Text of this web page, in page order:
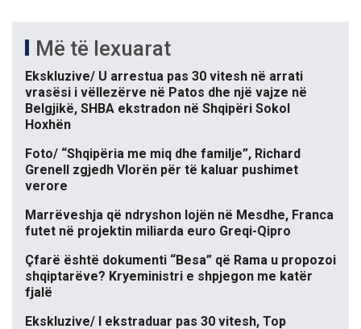
Më të lexuarat
Ekskluzive/ U arrestua pas 30 vitesh në arrati
vrasësi i vëllezërve në Patos dhe një vajze në
Belgjikë, SHBA ekstradon në Shqipëri Sokol
Hoxhën
Foto/ “Shqipëria me miq dhe familje”, Richard
Grenell zgjedh Vlorën për të kaluar pushimet
verore
Marrëveshja që ndryshon lojën në Mesdhe, Franca
futet në projektin miliarda euro Greqi-Qipro
Çfarë është dokumenti “Besa” që Rama u propozoi
shqiptarëve? Kryeministri e shpjegon me katër
fjalë
Ekskluzive/ I ekstraduar pas 30 vitesh, Top